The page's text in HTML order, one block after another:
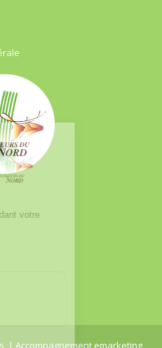
| Accompagnement emarketing